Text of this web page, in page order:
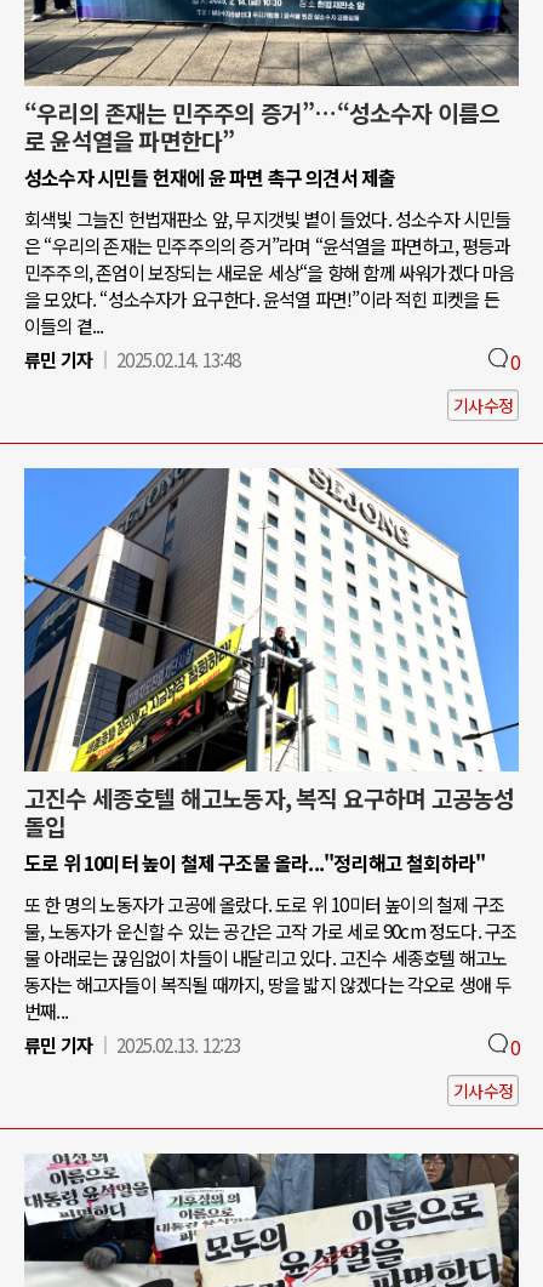
“우리의 존재는 민주주의 증거”…“성소수자 이름으
로 윤석열을 파면한다”
성소수자 시민들 헌재에 윤 파면 촉구 의견서 제출
회색빛 그늘진 헌법재판소 앞, 무지갯빛 볕이 들었다. 성소수자 시민들
은 “우리의 존재는 민주주의의 증거”라며 “윤석열을 파면하고, 평등과
민주주의, 존엄이 보장되는 새로운 세상“을 향해 함께 싸워가겠다 마음
을 모았다. “성소수자가 요구한다. 윤석열 파면!”이라 적힌 피켓을 든
이들의 곁...
류민 기자
2025.02.14. 13:48 0
기사수정
고진수 세종호텔 해고노동자, 복직 요구하며 고공농성
돌입
도로 위 10미터 높이 철제 구조물 올라..."정리해고 철회하라"
또 한 명의 노동자가 고공에 올랐다. 도로 위 10미터 높이의 철제 구조
물, 노동자가 운신할 수 있는 공간은 고작 가로 세로 90cm 정도다. 구조
물 아래로는 끊임없이 차들이 내달리고 있다. 고진수 세종호텔 해고노
동자는 해고자들이 복직될 때까지, 땅을 밟지 않겠다는 각오로 생애 두
번째...
류민 기자
2025.02.13. 12:23 0
기사수정